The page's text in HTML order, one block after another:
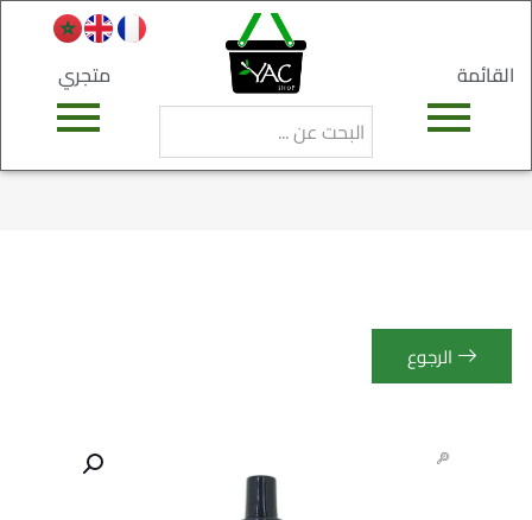
القائمة متجري
الرجوع